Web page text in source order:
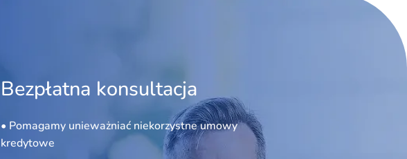
Bezpłatna konsultacja
• Pomagamy unieważniać niekorzystne umowy
kredytowe